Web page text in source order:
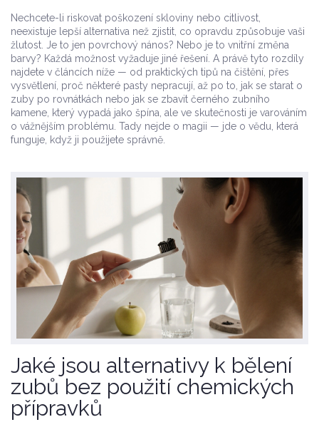
Nechcete-li riskovat poškození skloviny nebo citlivost,
neexistuje lepší alternativa než zjistit, co opravdu způsobuje vaši
žlutost. Je to jen povrchový nános? Nebo je to vnitřní změna
barvy? Každá možnost vyžaduje jiné řešení. A právě tyto rozdíly
najdete v článcích níže — od praktických tipů na čištění, přes
vysvětlení, proč některé pasty nepracují, až po to, jak se starat o
zuby po rovnátkách nebo jak se zbavit černého zubního
kamene, který vypadá jako špína, ale ve skutečnosti je varováním
o vážnějším problému. Tady nejde o magii — jde o vědu, která
funguje, když ji použijete správně.
Jaké jsou alternativy k bělení
zubů bez použití chemických
přípravků